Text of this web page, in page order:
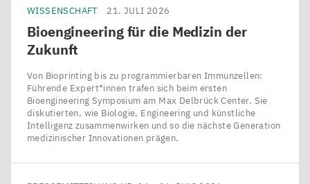
WISSENSCHAFT 21. JULI 2026
Bioengineering für die Medizin der
Zukunft
Von Bioprinting bis zu programmierbaren Immunzellen:
Führende Expert*innen trafen sich beim ersten
Bioengineering Symposium am Max Delbrück Center. Sie
diskutierten, wie Biologie, Engineering und künstliche
Intelligenz zusammenwirken und so die nächste Generation
medizinischer Innovationen prägen.